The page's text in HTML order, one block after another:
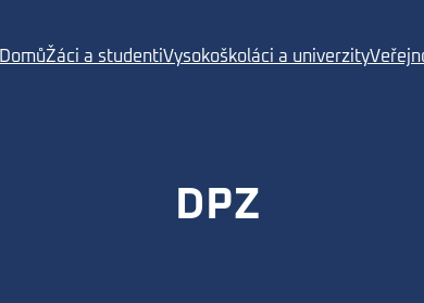
DomůŽáci a studentiVysokoškoláci a univerzity
DPZ